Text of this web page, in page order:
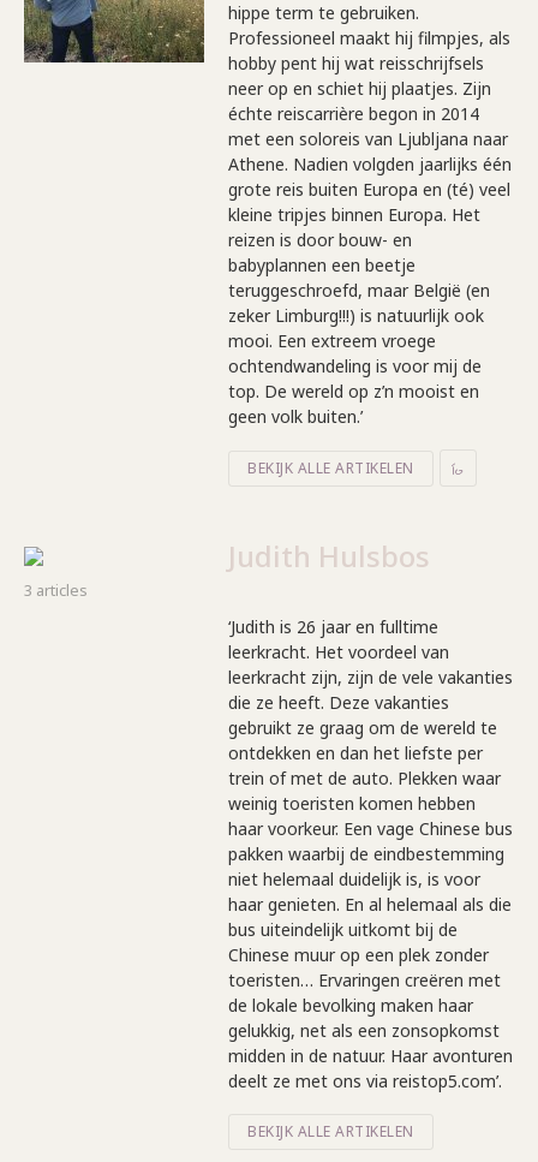
hippe term te gebruiken.
Professioneel maakt hij filmpjes, als
hobby pent hij wat reisschrijfsels
neer op en schiet hij plaatjes. Zijn
échte reiscarrière begon in 2014
met een soloreis van Ljubljana naar
Athene. Nadien volgden jaarlijks één
grote reis buiten Europa en (té) veel
kleine tripjes binnen Europa. Het
reizen is door bouw- en
babyplannen een beetje
teruggeschroefd, maar België (en
zeker Limburg!!!) is natuurlijk ook
mooi. Een extreem vroege
ochtendwandeling is voor mij de
top. De wereld op z’n mooist en
geen volk buiten.’
BEKIJK ALLE ARTIKELEN
Judith Hulsbos
3 articles
‘Judith is 26 jaar en fulltime
leerkracht. Het voordeel van
leerkracht zijn, zijn de vele vakanties
die ze heeft. Deze vakanties
gebruikt ze graag om de wereld te
ontdekken en dan het liefste per
trein of met de auto. Plekken waar
weinig toeristen komen hebben
haar voorkeur. Een vage Chinese bus
pakken waarbij de eindbestemming
niet helemaal duidelijk is, is voor
haar genieten. En al helemaal als die
bus uiteindelijk uitkomt bij de
Chinese muur op een plek zonder
toeristen… Ervaringen creëren met
de lokale bevolking maken haar
gelukkig, net als een zonsopkomst
midden in de natuur. Haar avonturen
deelt ze met ons via reistop5.com’.
BEKIJK ALLE ARTIKELEN